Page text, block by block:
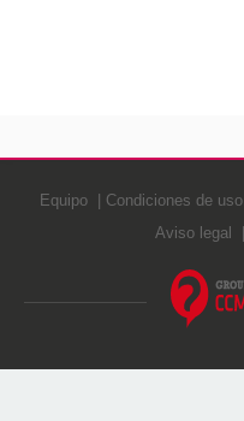
Equipo Condiciones de uso
Aviso legal